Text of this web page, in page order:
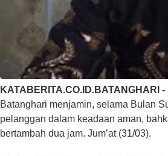
KATABERITA.CO.ID.BATANGHARI -
Batanghari menjamin, selama Bulan
pelanggan dalam keadaan aman,
bertambah dua jam. Jum’at (31/03).